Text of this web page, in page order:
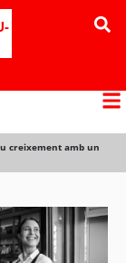
creixement amb un